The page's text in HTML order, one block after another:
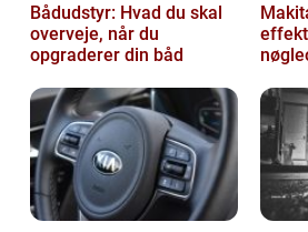
Bådudstyr: Hvad du skal
overveje, når du
opgraderer din båd